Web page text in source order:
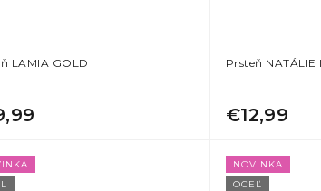
LAMIA GOLD Prsteň NATÁLIE
€12,99
NOVINKA
OCEĽ